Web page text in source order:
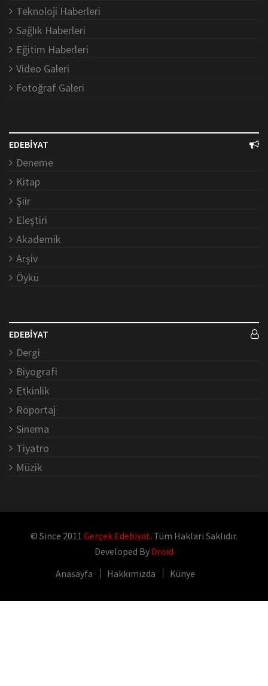
Teknoloji Haberleri
Sağlık Haberleri
Eğitim Haberleri
Video Galeri
Fotoğraf Galeri
EDEBİYAT
Deneme
Kitap
Şiir
Eleştiri
Akademik
Arşiv
Öykü
EDEBİYAT
Dergi
Biyografi
Etkinlik
Röportaj
Sinema
Tiyatro
Müzik
© Since 2011 Gerçek Edebiyat. Tüm Hakları Saklıdır.
Developed By Droid
Anasayfa
Hakkımızda Künye